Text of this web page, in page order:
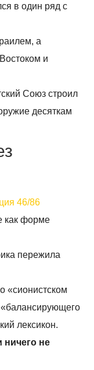
в один ряд с
а
и
Союз строил
десяткам
46/86
как форме
пережила
«сионистском
лексикон.
ничего не